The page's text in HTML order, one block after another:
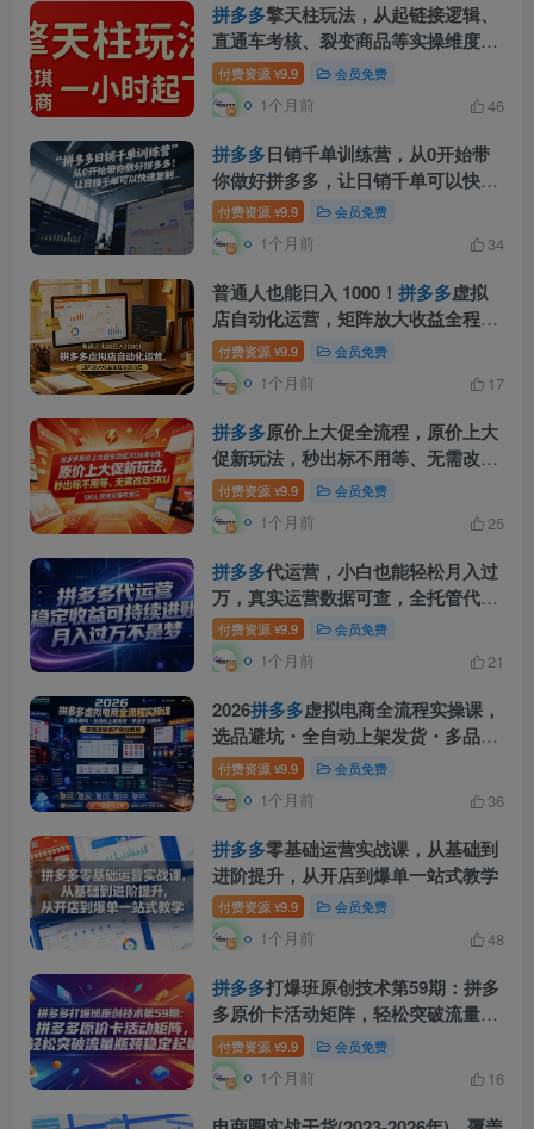
拼多多擎天柱玩法，从起链接逻辑、
直通车考核、裂变商品等实操维度，
教你快速起店且稳定获流(更新2026
年6月)
付费资源 ¥9.9 会员免费
1个月前 46
拼多多日销千单训练营，从0开始带
你做好拼多多，让日销千单可以快速
复制(更新26年6月)
付费资源 ¥9.9 会员免费
1个月前 34
普通人也能日入 1000！ 拼多多虚拟
店自动化运营，矩阵放大收益全程实
操流程
付费资源 ¥9.9 会员免费
1个月前 17
拼多多原价上大促全流程，原价上大
促新玩法，秒出标不用等、无需改动
SKU，现场实操演示(2026年6月)
付费资源 ¥9.9 会员免费
1个月前 25
拼多多代运营，小白也能轻松月入过
万，真实运营数据可查，全托管代运
营
付费资源 ¥9.9 会员免费
1个月前 21
2026拼多多虚拟电商全流程实操课，
选品避坑・全自动上架发货・多品多
店矩阵，零囤货轻资产创业教程
付费资源 ¥9.9 会员免费
1个月前 36
拼多多零基础运营实战课，从基础到
进阶提升，从开店到爆单一站式教学
付费资源 ¥9.9 会员免费
1个月前 48
拼多多打爆班原创技术第59期：拼多
多原价卡活动矩阵，轻松突破流量瓶
颈稳定起量
付费资源 ¥9.9 会员免费
1个月前 16